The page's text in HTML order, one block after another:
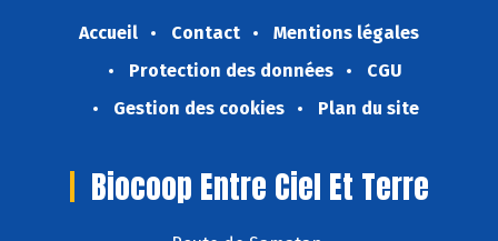
Accueil Contact
Mentions légales
Protection des données
CGU
Gestion des cookies
Plan du site
Biocoop Entre Ciel Et Terre